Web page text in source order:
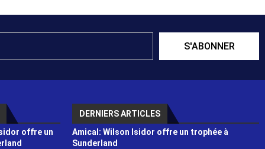
S'ABONNER
offre un
DERNIERS ARTICLES
Amical: Wilson Isidor offre un trophée à
Sunderland